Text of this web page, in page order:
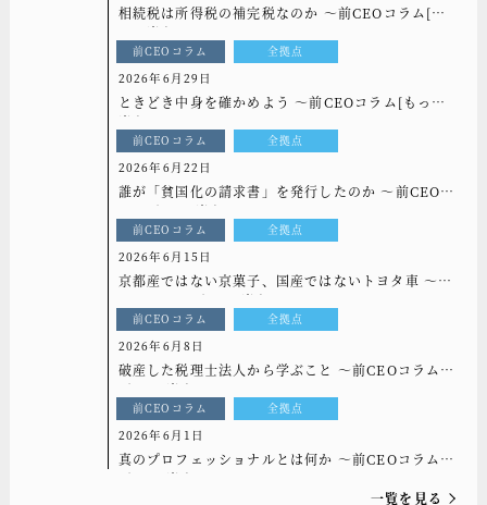
相続税は所得税の補完税なのか ～前CEOコラム[も
っと光を]vol.335
前CEOコラム 全拠点
2026年6月29日
ときどき中身を確かめよう ～前CEOコラム[もっと
光を]vol.334
前CEOコラム 全拠点
2026年6月22日
誰が「貧国化の請求書」を発行したのか ～前CEOコ
ラム[もっと光を]vol.333
前CEOコラム 全拠点
2026年6月15日
京都産ではない京菓子、国産ではないトヨタ車 ～前
CEOコラム[もっと光を]vol.332
前CEOコラム 全拠点
2026年6月8日
破産した税理士法人から学ぶこと ～前CEOコラム
[もっと光を]vol.331
前CEOコラム 全拠点
2026年6月1日
真のプロフェッショナルとは何か ～前CEOコラム
[もっと光を]vol.330
一覧を見る